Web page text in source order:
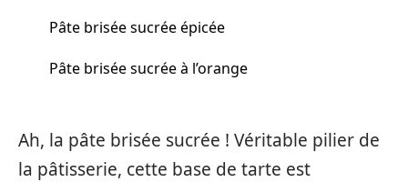
Pâte brisée sucrée épicée
Pâte brisée sucrée à l’orange
Ah, la pâte brisée sucrée ! Véritable pilier de
la pâtisserie, cette base de tarte est